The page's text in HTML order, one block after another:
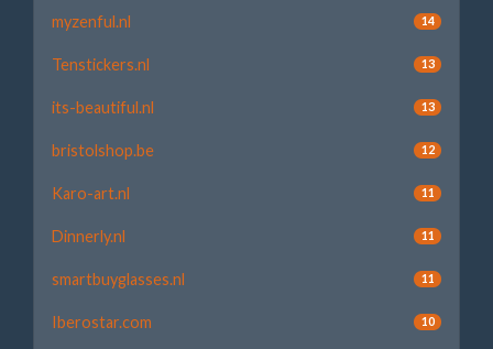
myzenful.nl 14
Tenstickers.nl 13
its-beautiful.nl 13
bristolshop.be 12
Karo-art.nl 11
Dinnerly.nl 11
smartbuyglasses.nl 11
Iberostar.com 10